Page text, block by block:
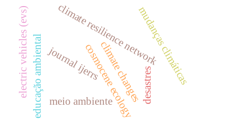
journal ijerrs
climate resilience network
cosmocene ecology
climate changesmudanças climáticas
meio ambiente desastres
educação ambiental
electric vehicles (evs)